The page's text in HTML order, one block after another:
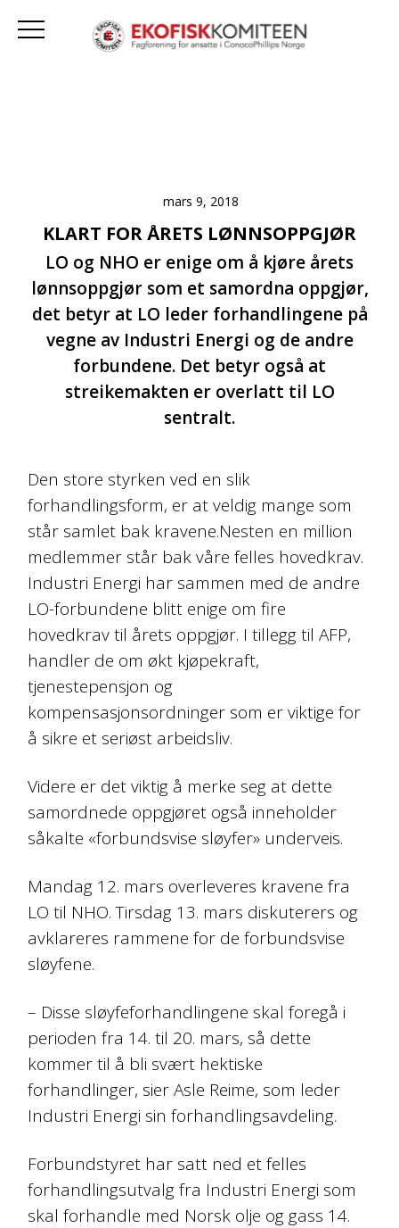
mars 9, 2018
KLART FOR ÅRETS LØNNSOPPGJØR
LO og NHO er enige om å kjøre årets
lønnsoppgjør som et samordna oppgjør,
det betyr at LO leder forhandlingene på
vegne av Industri Energi og de andre
forbundene. Det betyr også at
streikemakten er overlatt til LO
sentralt.
Den store styrken ved en slik
forhandlingsform, er at veldig mange som
står samlet bak kravene.Nesten en million
medlemmer står bak våre felles hovedkrav.
Industri Energi har sammen med de andre
LO-forbundene blitt enige om fire
hovedkrav til årets oppgjør. I tillegg til AFP,
handler de om økt kjøpekraft,
tjenestepensjon og
kompensasjonsordninger som er viktige for
å sikre et seriøst arbeidsliv.
Videre er det viktig å merke seg at dette
samordnede oppgjøret også inneholder
såkalte «forbundsvise sløyfer» underveis.
Mandag 12. mars overleveres kravene fra
LO til NHO. Tirsdag 13. mars diskuterers og
avklareres rammene for de forbundsvise
sløyfene.
– Disse sløyfeforhandlingene skal foregå i
perioden fra 14. til 20. mars, så dette
kommer til å bli svært hektiske
forhandlinger, sier Asle Reime, som leder
Industri Energi sin forhandlingsavdeling.
Forbundstyret har satt ned et felles
forhandlingsutvalg fra Industri Energi som
skal forhandle med Norsk olje og gass 14.